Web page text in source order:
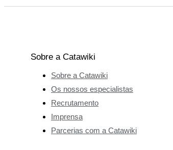
Sobre a Catawiki
Sobre a Catawiki
Os nossos especialistas
Recrutamento
Imprensa
Parcerias com a Catawiki